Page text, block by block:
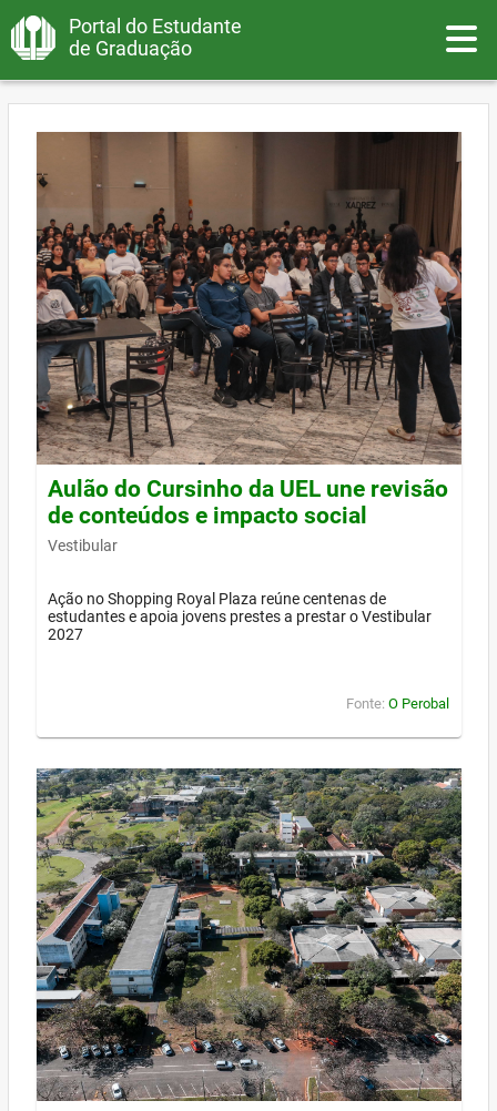
Portal do Estudante
de Graduação
Aulão do Cursinho da UEL une revisão
de conteúdos e impacto social
Vestibular
Ação no Shopping Royal Plaza reúne centenas de
estudantes e apoia jovens prestes a prestar o Vestibular
2027
Fonte: O Perobal